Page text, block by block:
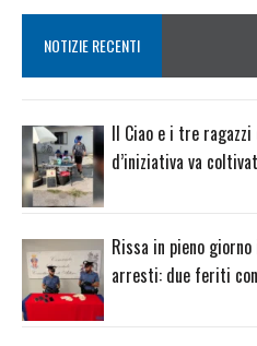
NOTIZIE RECENTI
Il Ciao e i tre
d’iniziativa va
Rissa in pieno
arresti: due feriti